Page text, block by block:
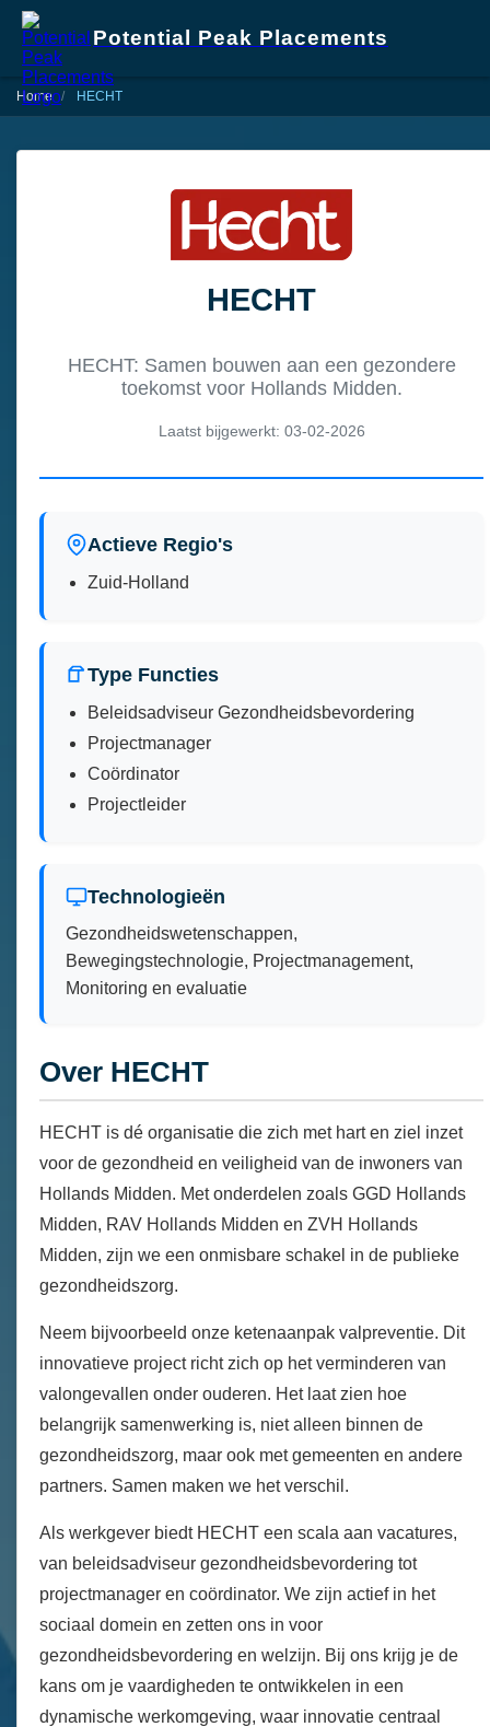
Potential Peak Placements
Home HECHT
HECHT
HECHT: Samen bouwen aan een gezondere
toekomst voor Hollands Midden.
Laatst bijgewerkt: 03-02-2026
Actieve Regio's
Zuid-Holland
Type Functies
Beleidsadviseur Gezondheidsbevordering
Projectmanager
Coördinator
Projectleider
Technologieën
Gezondheidswetenschappen,
Bewegingstechnologie, Projectmanagement,
Monitoring en evaluatie
Over HECHT
HECHT is dé organisatie die zich met hart en ziel inzet
voor de gezondheid en veiligheid van de inwoners van
Hollands Midden. Met onderdelen zoals GGD Hollands
Midden, RAV Hollands Midden en ZVH Hollands
Midden, zijn we een onmisbare schakel in de publieke
gezondheidszorg.
Neem bijvoorbeeld onze ketenaanpak valpreventie. Dit
innovatieve project richt zich op het verminderen van
valongevallen onder ouderen. Het laat zien hoe
belangrijk samenwerking is, niet alleen binnen de
gezondheidszorg, maar ook met gemeenten en andere
partners. Samen maken we het verschil.
Als werkgever biedt HECHT een scala aan vacatures,
van beleidsadviseur gezondheidsbevordering tot
projectmanager en coördinator. We zijn actief in het
sociaal domein en zetten ons in voor
gezondheidsbevordering en welzijn. Bij ons krijg je de
kans om je vaardigheden te ontwikkelen in een
dynamische werkomgeving, waar innovatie centraal